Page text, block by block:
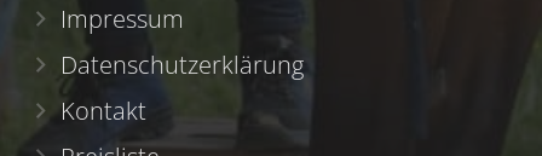
Impressum
Datenschutzerklärung
Kontakt